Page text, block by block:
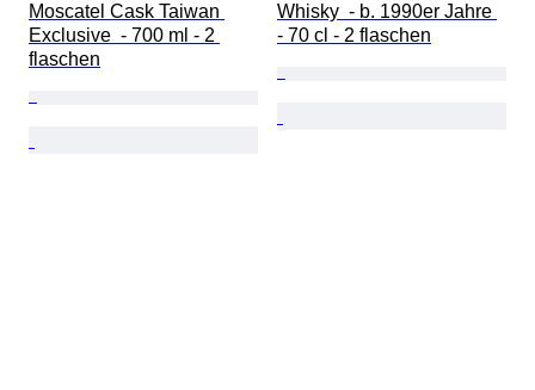
Moscatel Cask Taiwan
Exclusive  - 700 ml - 2
flaschen
Whisky  - b. 1990er Jahre
- 70 cl - 2 flaschen